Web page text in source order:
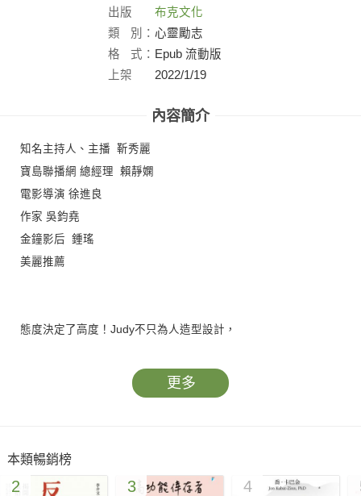
出版
社：
布克文化
類
別： 心靈勵志
格
式： Epub 流動版
上架
2022/1/19
內容簡介
知名主持人、主播 靳秀麗
寶島聯播網 總經理 賴靜嫻
電影導演 徐進良
作家 吳鈞堯
金鐘影后 鍾瑤
美麗推薦
態度決定了高度！Judy不只為人造型設計，
電視節目主持人、主播 靳秀麗
訓練自己精簡採購，不須浪費時間和金錢。……
認識Judy的after，我自己的品牌使用說明書，自己寫！
更多
本類暢銷榜
2 3 4